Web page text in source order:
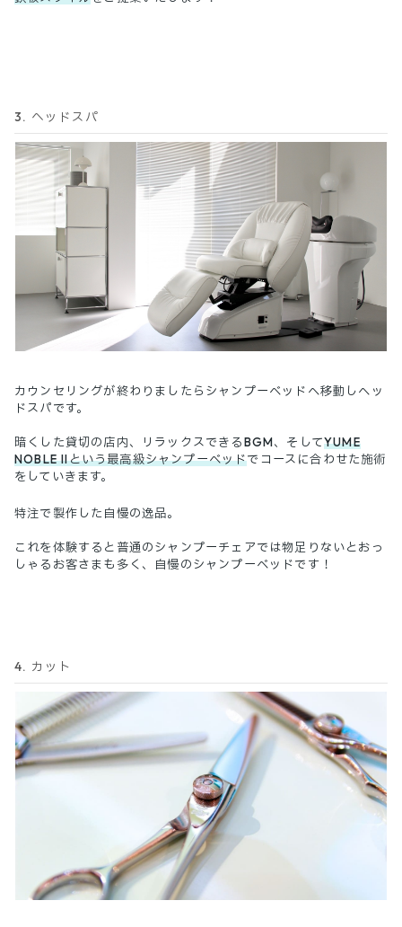
3. ヘッドスパ
カウンセリングが終わりましたらシャンプーベッドへ移動しヘッ
ドスパです。
暗くした貸切の店内、リラックスできるBGM、そしてYUME
NOBLE IIという最高級シャンプーベッドでコースに合わせた施術
をしていきます。
特注で製作した自慢の逸品。
これを体験すると普通のシャンプーチェアでは物足りないとおっ
しゃるお客さまも多く、自慢のシャンプーベッドです！
4. カット